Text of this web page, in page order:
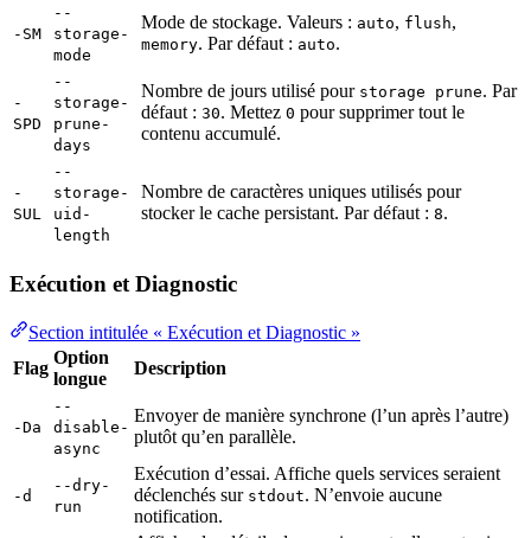
-SM
--
storage-
mode
Mode de stockage. Valeurs : auto, flush,
memory. Par défaut : auto.
-
SPD
--
storage-
prune-
days
Nombre de jours utilisé pour storage prune. Par
défaut : 30. Mettez 0 pour supprimer tout le
contenu accumulé.
-
SUL
--
storage-
uid-
length
Nombre de caractères uniques utilisés pour
stocker le cache persistant. Par défaut : 8.
Exécution et Diagnostic
Section intitulée « Exécution et Diagnostic »
Flag
Option
longue
Description
-Da
--
disable-
async
Envoyer de manière synchrone (l’un après l’autre)
plutôt qu’en parallèle.
-d
--dry-
run
Exécution d’essai. Affiche quels services seraient
déclenchés sur stdout. N’envoie aucune
notification.